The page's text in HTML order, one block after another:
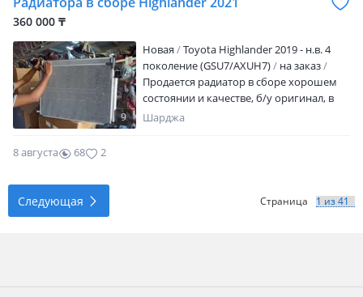
360 000 ₸
9
Новая
Toyota Highlander 2019 - н.в. 4
поколение (GSU7/AXUH7)
на заказ
Продается радиатор в сборе хорошем
состоянии и качестве, б/у оригинал, в
наличии/на заКаз, мы находимся в
Шарджа
8 августа 68 2
Следующая Страница